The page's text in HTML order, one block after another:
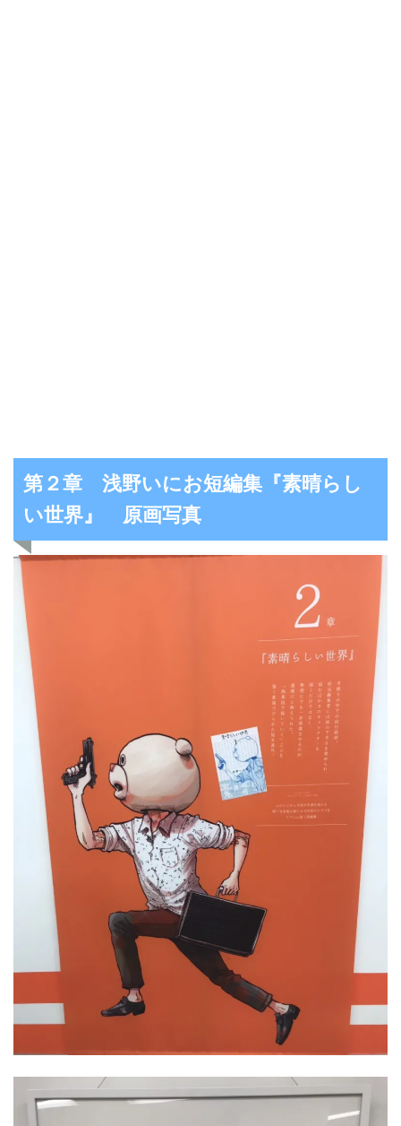
第２章 浅野いにお短編集『素晴らし
い世界』 原画写真